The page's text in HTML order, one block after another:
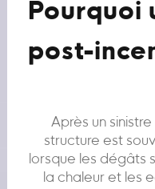
Pourquoi
post-
Après un
structure est
lorsque les dégâts
la chaleur et les